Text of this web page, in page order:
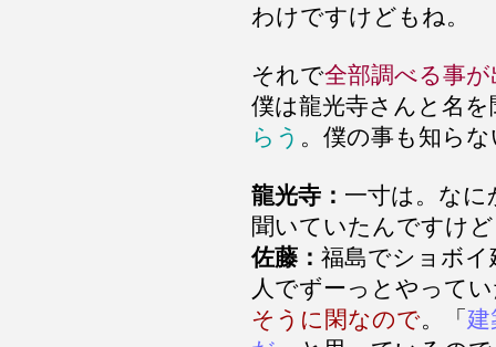
わけですけどもね。
それで全部調べる事
僕は龍光寺さんと名
らう 。僕の事も知ら
龍光寺： 一寸は。な
聞いていたんですけど
佐藤： 福島でショボイ
人でずーっとやって
そうに閑なので。「 建